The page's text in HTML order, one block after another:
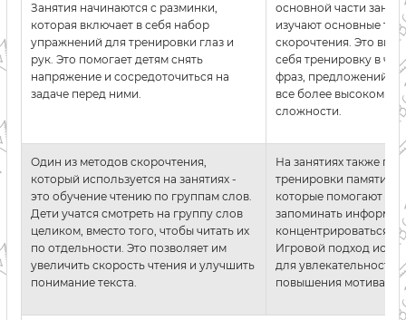
Занятия начинаются с разминки,
которая включает в себя набор
упражнений для тренировки глаз и
рук. Это помогает детям снять
напряжение и сосредоточиться на
задаче перед ними.
основной части
изучают основные
скорочтения. Это
себя тренировку в
фраз, предложений и
все более высоком
сложности.
Один из методов скорочтения,
который используется на занятиях -
это обучение чтению по группам слов.
Дети учатся смотреть на группу слов
целиком, вместо того, чтобы читать их
по отдельности. Это позволяет им
увеличить скорость чтения и улучшить
понимание текста.
На занятиях также
тренировки памяти и
которые помогают
запоминать
концентрироваться
Игровой подход
для увлекательности и
повышения